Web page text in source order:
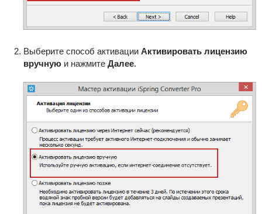
Выберите способ активации Активировать лицензию
вручнуюи нажмите Далее.